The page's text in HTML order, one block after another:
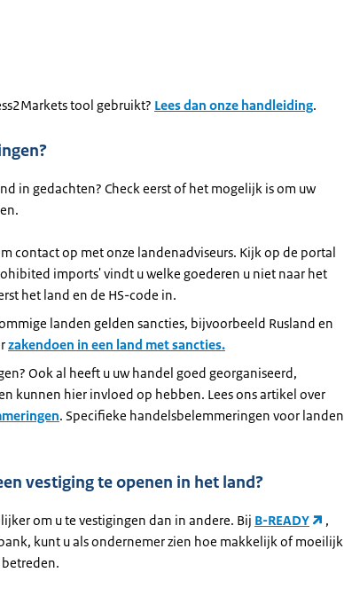
tool gebruikt? Lees dan onze handleiding.
in gedachten? Check eerst of het mogelijk is om uw
contact op met onze landenadviseurs. Kijk op de portal
imports' vindt u welke goederen u niet naar het
het land en de HS-code in.
landen gelden sancties, bijvoorbeeld Rusland en
zakendoen in een land met sancties.
Ook al heeft u uw handel goed georganiseerd,
kunnen hier invloed op hebben. Lees ons artikel over
. Specifieke handelsbelemmeringen voor landen
vestiging te openen in het land?
om u te vestigingen dan in andere. Bij B-READY
,
kunt u als ondernemer zien hoe makkelijk of moeilijk